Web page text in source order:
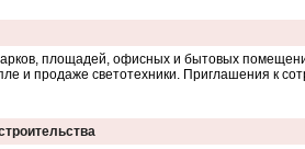
площадей, офисных и бытовых
и продаже светотехники. Приглашения к